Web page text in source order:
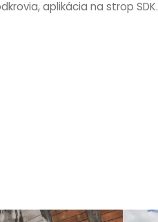
aplikácia na strop SDK.